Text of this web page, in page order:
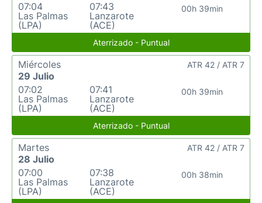
07:04
Las Palmas
(LPA)
07:43
Lanzarote
(ACE)
00h 39min
Aterrizado - Puntual
Miércoles
29 Julio
07:02
Las Palmas
(LPA)
07:41
Lanzarote
(ACE)
00h 39min
ATR 42 / ATR 7
Aterrizado - Puntual
Martes
28 Julio
07:00
Las Palmas
(LPA)
07:38
Lanzarote
(ACE)
00h 38min
ATR 42 / ATR 7